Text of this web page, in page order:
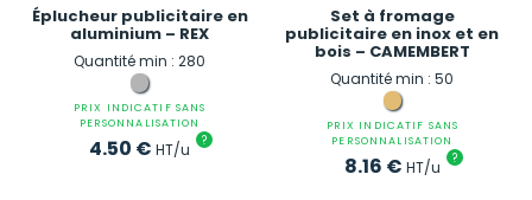
Éplucheur publicitaire en
aluminium – REX
Quantité min : 280
PRIX INDICATIF SANS
PERSONNALISATION
4.50 € HT/u ?
Set à fromage
publicitaire en inox et en
bois – CAMEMBERT
Quantité min : 50
PRIX INDICATIF SANS
PERSONNALISATION
8.16 € HT/u ?